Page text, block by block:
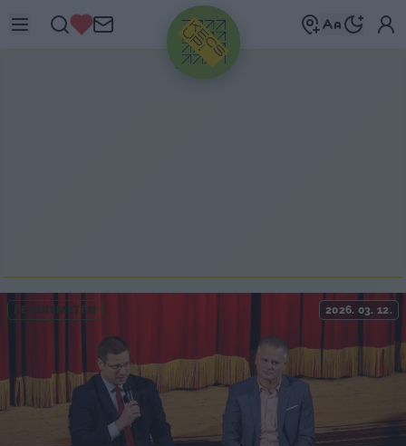
HIRDETÉS
KECSKEMÉTEN 2026. 03. 12.